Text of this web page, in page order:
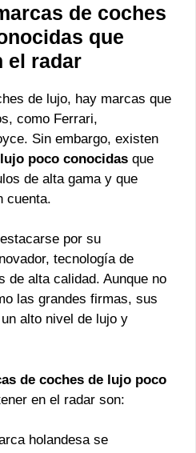
de coches
que
el radar
de lujo, hay marcas que
como Ferrari,
Sin embargo, existen
poco conocidas que
de alta gama y que
cuenta.
por su
tecnología de
de alta calidad. Aunque no
las grandes firmas, sus
alto nivel de lujo y
de coches de lujo poco
en el radar son:
holandesa se